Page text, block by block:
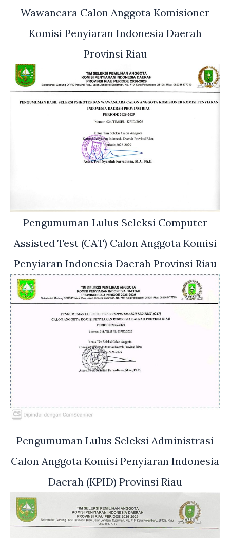
Wawancara Calon Anggota Komisioner
Komisi Penyiaran Indonesia Daerah
Provinsi Riau
Pengumuman Lulus Seleksi Computer
Assisted Test (CAT) Calon Anggota Komisi
Penyiaran Indonesia Daerah Provinsi Riau
Pengumuman Lulus Seleksi Administrasi
Calon Anggota Komisi Penyiaran Indonesia
Daerah (KPID) Provinsi Riau